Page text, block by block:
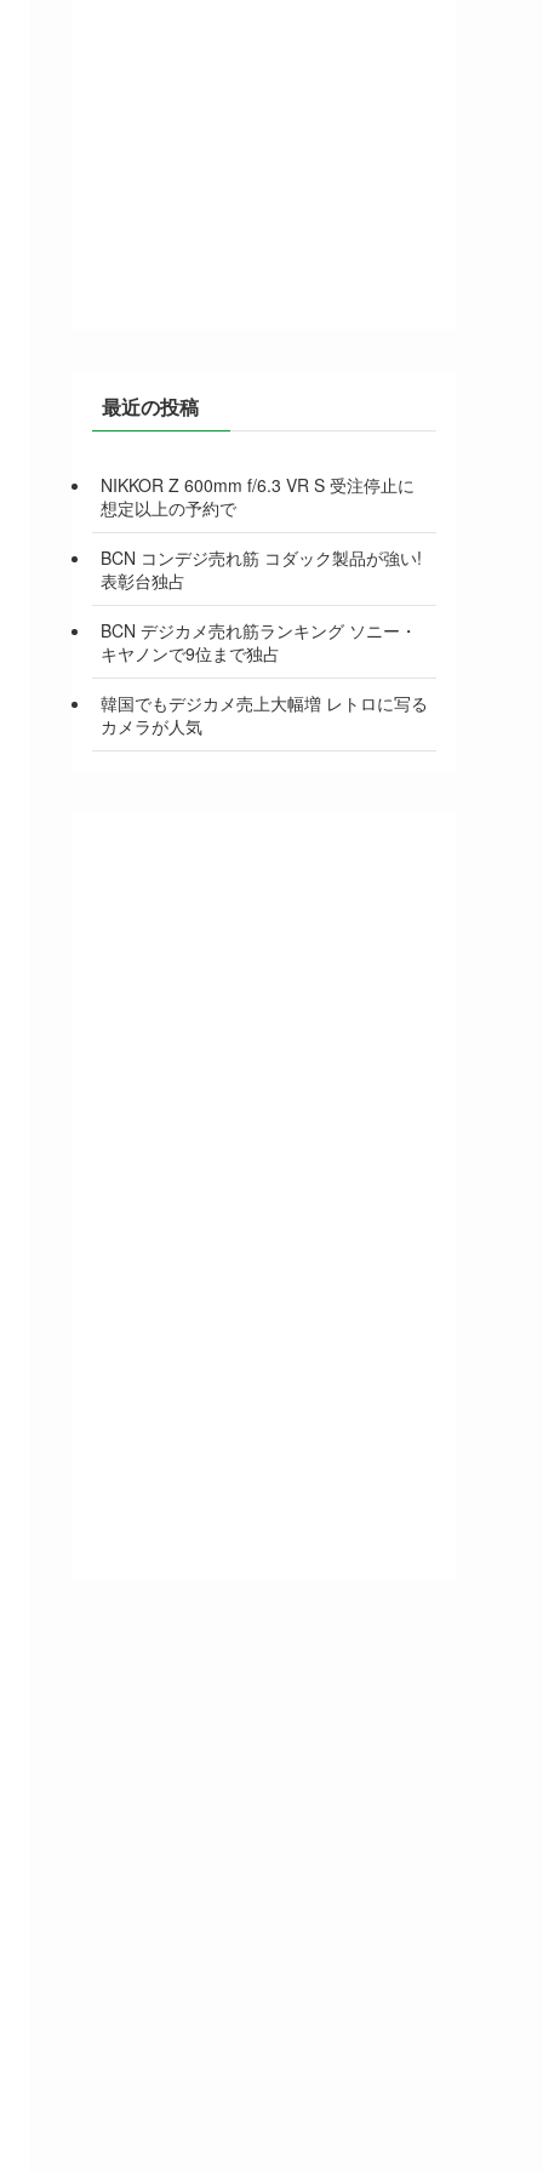
最近の投稿
NIKKOR Z 600mm f/6.3 VR S 受注停止に
想定以上の予約で
BCN コンデジ売れ筋 コダック製品が強い!
表彰台独占
BCN デジカメ売れ筋ランキング ソニー・
キヤノンで9位まで独占
韓国でもデジカメ売上大幅増 レトロに写る
カメラが人気